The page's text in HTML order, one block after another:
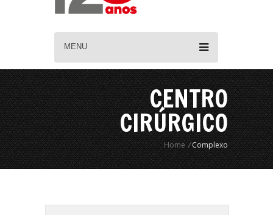
MENU
CENTRO
CIRÚRGICO
Home /Complexo